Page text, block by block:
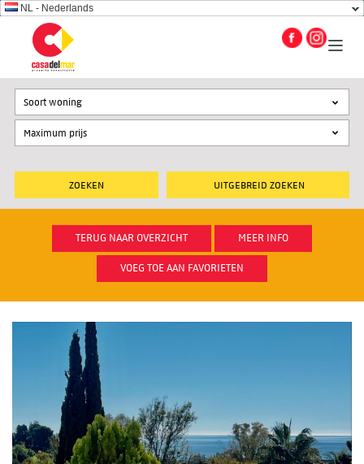
NL - Nederlands
UITGEBREID ZOEKEN
Soort woning
TERUG NAAR OVERZICHT MEER INFO
VOEG TOE AAN FAVORIETEN